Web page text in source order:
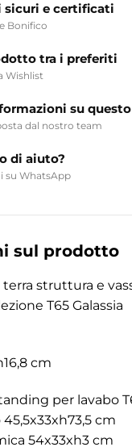
sicuri e certificati
Bonifico
tra i preferiti
Wishlist
su
dal nostro team
di aiuto?
su WhatsApp
sul prodotto
struttura e
T65 Galassia
cm
per lavabo
cm
54x33xh3 cm